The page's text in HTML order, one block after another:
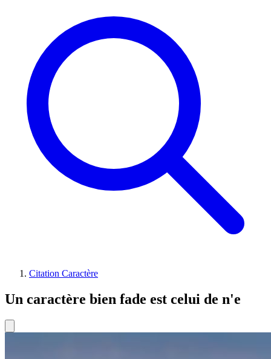
Citation Caractère
Un caractère bien fade est celui de n'e